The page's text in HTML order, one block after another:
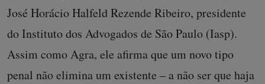
José Horácio Halfeld Rezende Ribeiro, presidente
do Instituto dos Advogados de São Paulo (Iasp).
Assim como Agra, ele afirma que um novo tipo
penal não elimina um existente – a não ser que haja